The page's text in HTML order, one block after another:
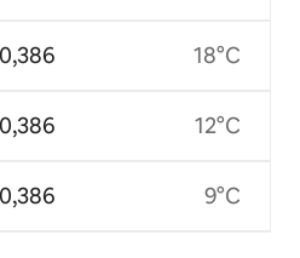
18°C
12°C
9°C